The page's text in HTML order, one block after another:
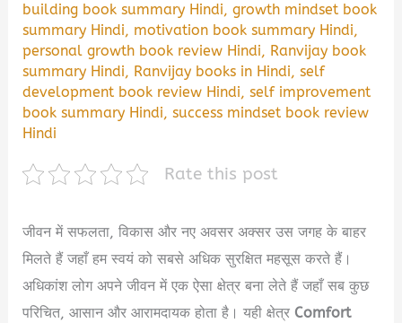
building book summary Hindi,growth mindset book
summary Hindi, motivation book summary Hindi,
personal growth book review Hindi, Ranvijay book
summary Hindi, Ranvijay books in Hindi,self
development book review Hindi,self improvement
book summary Hindi,success mindset book review
Hindi
Rate this post
जीवन में सफलता, विकास और नए अवसर अक्सर उस जगह के बाहर
मिलते हैं जहाँ हम स्वयं को सबसे अधिक सुरक्षित महसूस करते हैं।
अधिकांश लोग अपने जीवन में एक ऐसा क्षेत्र बना लेते हैं जहाँ सब कुछ
परिचित, आसान और आरामदायक होता है। यही क्षेत्र Comfort